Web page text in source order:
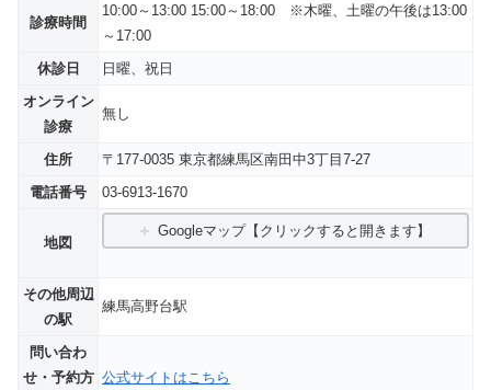
診療時間
10:00～13:00 15:00～18:00 ※木曜、土曜の午後は13:00
～17:00
休診日
日曜、祝日
オンライン
診療
無し
住所
〒177-0035 東京都練馬区南田中3丁目7-27
電話番号
03-6913-1670
地図
Googleマップ【クリックすると開きます】
その他周辺
の駅
練馬高野台駅
問い合わ
せ・予約方 公式サイトはこちら